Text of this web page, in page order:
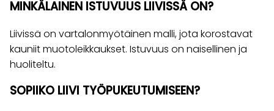
MINKÄLAINEN ISTUVUUS LIIVISSÄ ON?
Liivissä on vartalonmyötäinen malli, jota korostavat
kauniit muotoleikkaukset. Istuvuus on naisellinen ja
huoliteltu.
SOPIIKO LIIVI TYÖPUKEUTUMISEEN?